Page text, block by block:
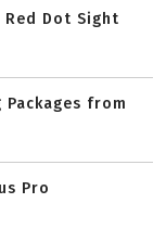
Dot Sight
from
Pro